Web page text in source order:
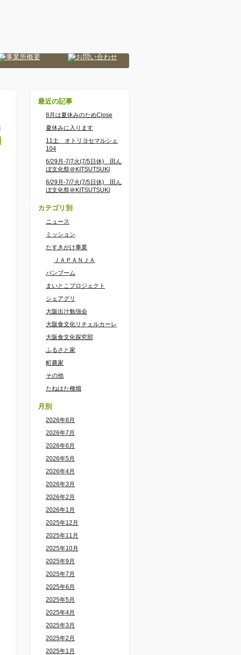
最近の記事
8月は夏休みのためClose
夏休みに入ります
11土 オトリヨセマルシェ
104
6/29月-7/7火(7/5日休) 田ん
ぼ文化祭＠KITSUTSUKI
6/29月-7/7火(7/5日休) 田ん
ぼ文化祭＠KITSUTSUKI
カテゴリ別
ニュース
ミッション
たすきがけ事業
ＪＡＰＡＮＪＡ
バンブーム
まいとこプロジェクト
シェアグリ
大阪出汁勉強会
大阪食文化リチェルカーレ
大阪食文化探究部
ふるさと家
町農家
その他
たねはた種畑
月別
2026年8月
2026年7月
2026年6月
2026年5月
2026年4月
2026年3月
2026年2月
2026年1月
2025年12月
2025年11月
2025年10月
2025年9月
2025年7月
2025年6月
2025年5月
2025年4月
2025年3月
2025年2月
2025年1月